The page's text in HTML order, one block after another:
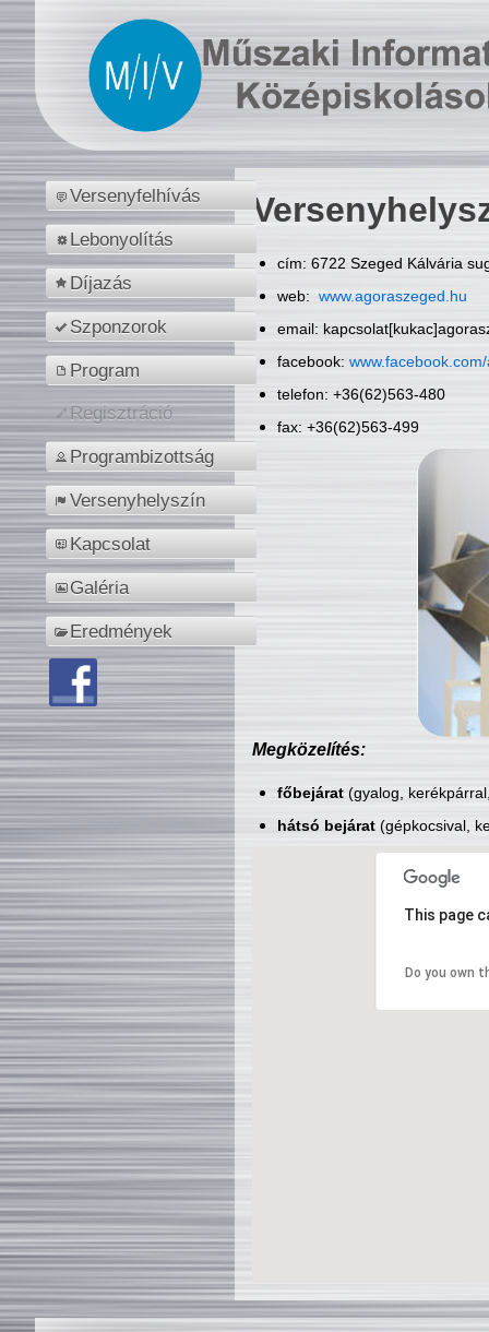
Versenyfelhívás
Lebonyolítás
Díjazás
Szponzorok
Program
Regisztráció
Programbizottság
Versenyhelyszín
Kapcsolat
Galéria
Eredmények
cím: 6722 Szeged Kálvária
web: www.agoraszeged.hu
email:
facebook:
telefon: +36(62)563-480
fax: +36(62)563-499
Megközelítés:
főbejárat(gyalog,
hátsó bejárat(gépkocsival,
This page
Do you own